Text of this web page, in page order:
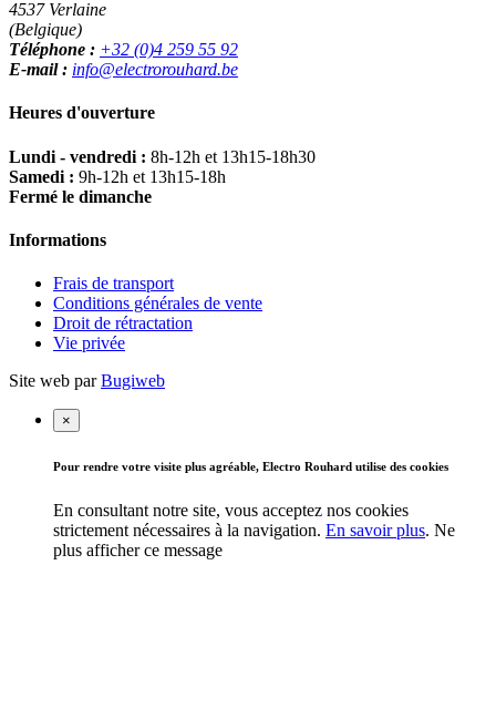
4537 Verlaine
(Belgique)
Téléphone : +32 (0)4 259 55 92
E-mail : info@electrorouhard.be
Heures d'ouverture
Lundi - vendredi : 8h-12h et 13h15-18h30
Samedi : 9h-12h et 13h15-18h
Fermé le dimanche
Informations
Frais de transport
Conditions générales de vente
Droit de rétractation
Vie privée
Site web parBugiweb
×
Pour rendre votre visite plus agréable, Electro Rouhard utilise des cookies
En consultant notre site, vous acceptez nos cookies
strictement nécessaires à la navigation. En savoir plus. Ne
plus afficher ce message